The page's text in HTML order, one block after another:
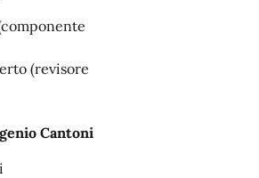
(revisore
Cantoni